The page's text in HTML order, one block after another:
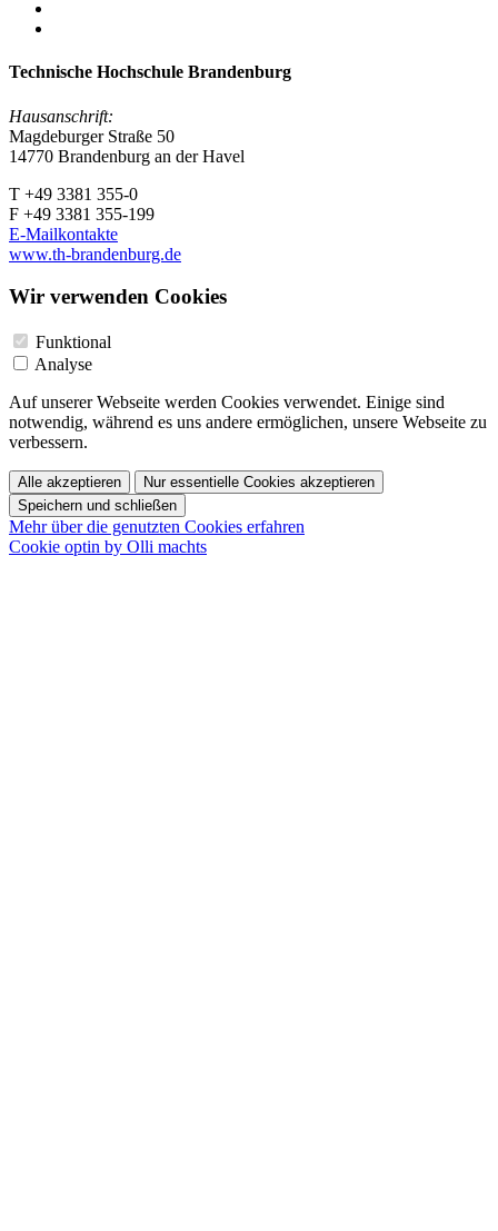
Technische Hochschule Brandenburg
Hausanschrift:
Magdeburger Straße 50
14770 Brandenburg an der Havel
T +49 3381 355-0
F +49 3381 355-199
E-Mailkontakte
www.th-brandenburg.de
Wir verwenden Cookies
Funktional
Analyse
Auf unserer Webseite werden Cookies verwendet. Einige sind
notwendig, während es uns andere ermöglichen, unsere Webseite zu
verbessern.
Alle akzeptieren
Nur essentielle Cookies akzeptieren
Speichern und schließen
Mehr über die genutzten Cookies erfahren
Cookie optin by Olli machts